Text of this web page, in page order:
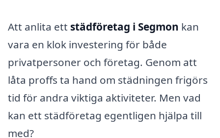
Att anlita ett städföretag i Segmon kan
vara en klok investering för både
privatpersoner och företag. Genom att
låta proffs ta hand om städningen frigörs
tid för andra viktiga aktiviteter. Men vad
kan ett städföretag egentligen hjälpa till
med?